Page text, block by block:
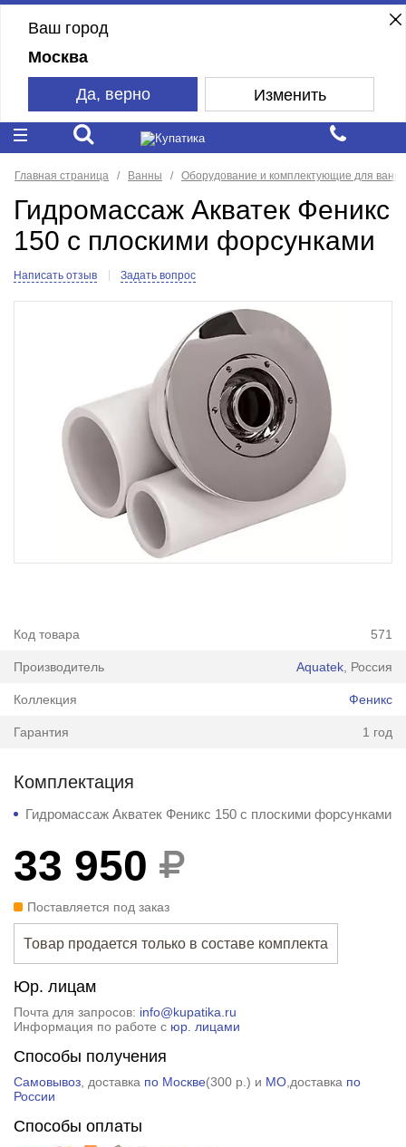
Ваш город
Москва
Да, верно Изменить
Главная страница Ванны Оборудование и комплектующие для ванн
Гидромассаж Акватек Феникс
150 с плоскими форсунками
Написать отзыв Задать вопрос
Код товара 571
Производитель Aquatek , Россия
Коллекция Феникс
Гарантия 1 год
Комплектация
Гидромассаж Акватек Феникс 150 с плоскими форсунками
33 950
Поставляется под заказ
Товар продается только в составе комплекта
Юр. лицам
Почта для запросов: info@kupatika.ru
Информация по работе с юр. лицами
Способы получения
Самовывоз, доставка по Москве(300 р. ) и МО,доставка по
России
Способы оплаты